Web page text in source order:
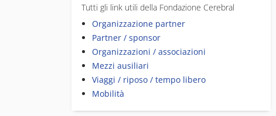
Tutti gli link utili della Fondazione Cerebral
Organizzazione partner
Partner / sponsor
Organizzazioni / associazioni
Mezzi ausiliari
Viaggi / riposo / tempo libero
Mobilità